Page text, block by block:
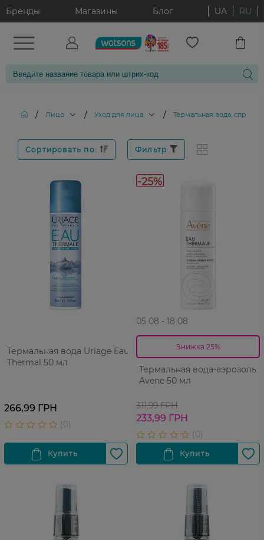
Бренды Магазины Блог UA RU
/ Лицо / Уход для лица / Термальная вода, спрей,
Сортировать по: Фильтр
Термальная вода Uriage Eau
Thermal 50 мл
266,99 ГРН
-25%
05 08 - 18 08
Знижка 25%
Термальная вода-аэрозоль
Avene 50 мл
311,99 ГРН
233,99 ГРН